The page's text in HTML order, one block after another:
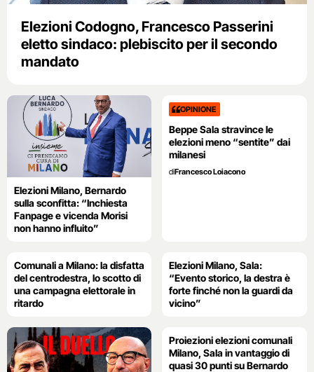
Elezioni Codogno, Francesco Passerini
eletto sindaco: plebiscito per il secondo
mandato
Elezioni Milano, Bernardo
sulla sconfitta: “Inchiesta
Fanpage e vicenda Morisi
non hanno influito”
OPINIONE
Beppe Sala stravince le
elezioni meno “sentite” dai
milanesi
diFrancesco Loiacono
Comunali a Milano: la disfatta
del centrodestra, lo scotto di
una campagna elettorale in
ritardo
Elezioni Milano, Sala:
“Evento storico, la destra è
forte finché non la guardi da
vicino”
Proiezioni elezioni comunali
Milano, Sala in vantaggio di
quasi 30 punti su Bernardo